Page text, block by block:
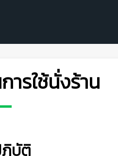
รใช้นั่งร้าน
บัติ